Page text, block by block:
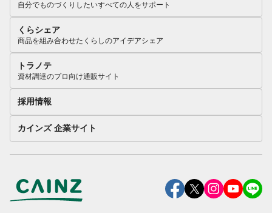
自分でものづくりしたいすべての人をサポート
くらシェア
商品を組み合わせたくらしのアイデアシェア
トラノテ
資材調達のプロ向け通販サイト
採用情報
カインズ 企業サイト